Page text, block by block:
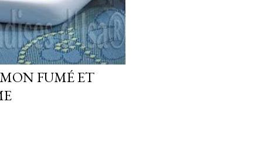
FUMÉ ET